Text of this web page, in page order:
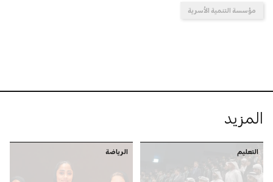
مؤسسة التنمية الأسرية
المزيد
التعليم الرياضة